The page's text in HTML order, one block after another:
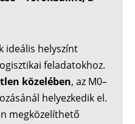
ideális helyszínt
feladatokhoz.
közelében, az M0–
helyezkedik el.
megközelíthető